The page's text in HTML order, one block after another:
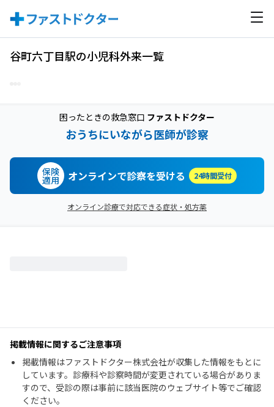
谷町六丁目駅の小児科外来一覧
困ったときの救急窓口 ファストドクター
おうちにいながら医師が診察
保険
適用 オンラインで診察を受ける 24時間受付
オンライン診療で対応できる症状・処方薬
掲載情報に関するご注意事項
掲載情報はファストドクター株式会社が収集した情報をもとに
しています。診療科や診察時間が変更されている場合がありま
すので、受診の際は事前に該当医院のウェブサイト等でご確認
ください。